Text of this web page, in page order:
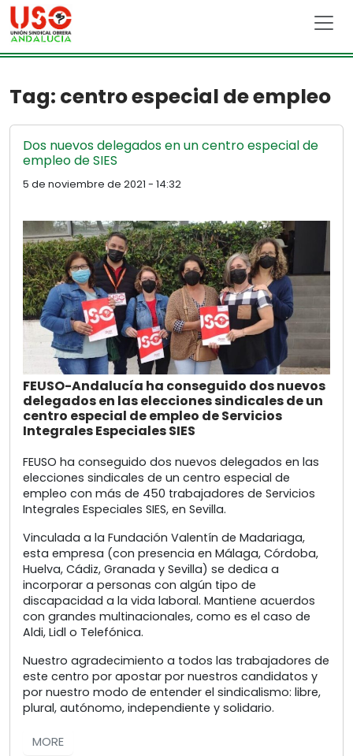
Skip to main content
Tag: centro especial de empleo
Dos nuevos delegados en un centro especial de
empleo de SIES
5 de noviembre de 2021 - 14:32
FEUSO-Andalucía ha conseguido dos nuevos
delegados en las elecciones sindicales de un
centro especial de empleo de Servicios
Integrales Especiales SIES
FEUSO ha conseguido dos nuevos delegados en las
elecciones sindicales de un centro especial de
empleo con más de 450 trabajadores de Servicios
Integrales Especiales SIES, en Sevilla.
Vinculada a la Fundación Valentín de Madariaga,
esta empresa (con presencia en Málaga, Córdoba,
Huelva, Cádiz, Granada y Sevilla) se dedica a
incorporar a personas con algún tipo de
discapacidad a la vida laboral. Mantiene acuerdos
con grandes multinacionales, como es el caso de
Aldi, Lidl o Telefónica.
Nuestro agradecimiento a todos las trabajadores de
este centro por apostar por nuestros candidatos y
por nuestro modo de entender el sindicalismo: libre,
plural, autónomo, independiente y solidario.
MORE